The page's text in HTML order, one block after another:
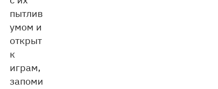
пытливым
умом и
открытостью
к
играм,
запоминание